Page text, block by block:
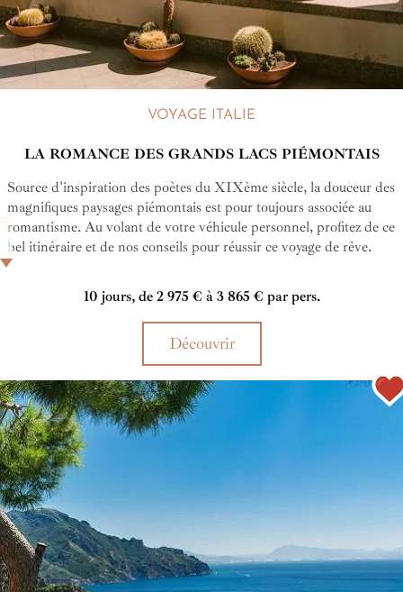
VOYAGE ITALIE
LA ROMANCE DES GRANDS LACS PIÉMONTAIS
Source d'inspiration des poètes du XIXème siècle, la douceur des
magnifiques paysages piémontais est pour toujours associée au
romantisme. Au volant de votre véhicule personnel, profitez de ce
bel itinéraire et de nos conseils pour réussir ce voyage de rêve.
Partez tranquille, nous aurons réservé tous vos hôtels et serons là
pour vous assister si nécessaire.
10 jours, de 2 975 € à 3 865 € par pers.
Découvrir